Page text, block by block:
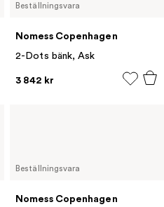
Beställningsvara
Nomess Copenhagen
2-Dots bänk, Ask
3 842 kr
Beställningsvara
Nomess Copenhagen